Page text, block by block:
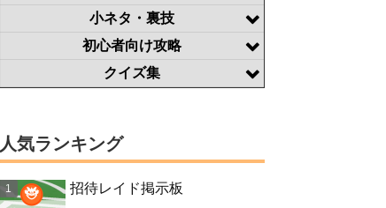
小ネタ・裏技
初心者向け攻略
クイズ集
人気ランキング
招待レイド掲示板